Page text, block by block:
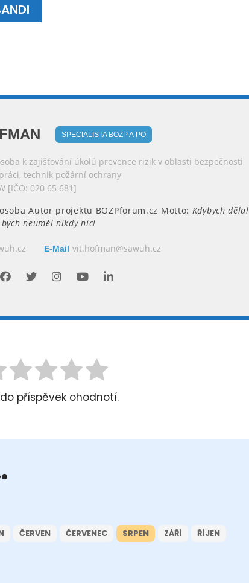
SPECIALISTA BOZP A PO
k zajišťování úkolů prevence rizik v oblasti bezpečnosti
technik požární ochrany
[IČO: 020 65 681]
Autor projektu BOZPforum.cz Motto: Kdybych dělal
neuměl nikdy nic!
E-Mail vit.hofman@sawuh.cz
příspěvek ohodnotí.
ČERVEN ČERVENEC SRPEN ZÁŘÍ
ŘÍJEN